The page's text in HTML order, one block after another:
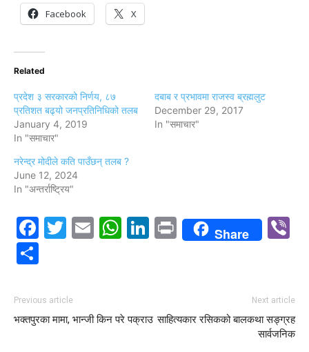
Facebook X
Related
प्रदेश ३ सरकारको निर्णय, ८७
प्रतिशत बढ्यो जनप्रतिनिधिको तलब
January 4, 2019
In "समाचार"
दबाब र प्रभावमा राजस्व ब्रह्मलुट
December 29, 2017
In "समाचार"
नरेन्द्र मोदीले कति पाउँछन् तलब ?
June 12, 2024
In "अन्तर्राष्ट्रिय"
Facebook
Twitter
EmailWhatsApp
LinkedIn
PrintShare
Previous article
भक्तपुरका मामा, भान्जी किन परे पक्राउ
Next article
साहित्यकार रसिकको बालकथा सङ्ग्रह
सार्वजनिक